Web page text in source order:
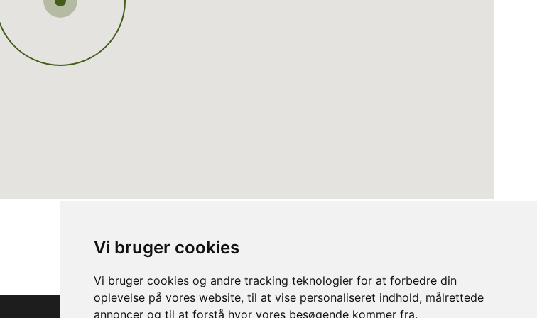
Vi bruger cookies
Vi bruger cookies og andre tracking teknologier for at forbedre din
oplevelse på vores website, til at vise personaliseret indhold, målrettede
annoncer og til at forstå hvor vores besøgende kommer fra.